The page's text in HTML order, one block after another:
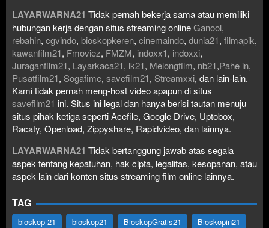
LAYARWARNA21 Tidak pernah bekerja sama atau memiliki
hubungan kerja dengan situs streaming onlineGanool,
rebahin, cgvindo, bioskopkeren, cinemaindo, dunia21, filmapik,
kawanfilm21, Fmoviez, FMZM, indoxx1, indoxxi,
Juraganfilm21, Layarkaca21, lk21, Melongfilm, nb21,Pahe in,
Pusatfilm21, Sogafime, savefilm21, Streamxxi, dan lain-lain.
Kami tidak pernah meng-host video apapun di situs
savefilm21 ini. Situs ini legal dan hanya berisi tautan menuju
situs pihak ketiga seperti Acefile, Google Drive, Uptobox,
Racaty, Openload, Zippyshare, Rapidvideo, dan lainnya.
LAYARWARNA21 Tidak bertanggung jawab atas segala
aspek tentang kepatuhan, hak cipta, legalitas, kesopanan, atau
aspek lain dari konten situs streaming film online lainnya.
TAG
bioskop 21 bioskop21 BioskopGratis21 Bioskopin21